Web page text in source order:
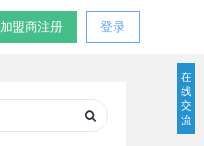
加盟商注册 登录
在
线
交
流